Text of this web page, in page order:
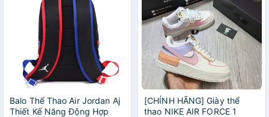
Balo Thể Thao Air Jordan Aj
Thiết Kế Năng Động Hợp
[CHÍNH HÃNG] Giày thể
thao NIKE AIR FORCE 1